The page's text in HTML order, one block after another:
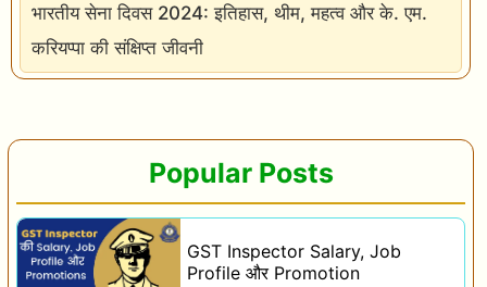
भारतीय सेना दिवस 2024: इतिहास, थीम, महत्व और के. एम.
करियप्पा की संक्षिप्त जीवनी
Popular Posts
GST Inspector Salary, Job
Profile और Promotion